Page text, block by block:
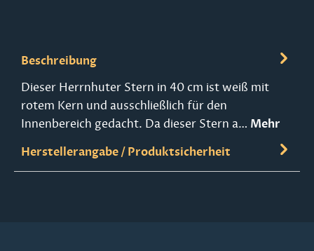
Beschreibung
Dieser Herrnhuter Stern in 40 cm ist weiß mit
rotem Kern und ausschließlich für den
Innenbereich gedacht. Da dieser Stern a… Mehr
Herstellerangabe / Produktsicherheit